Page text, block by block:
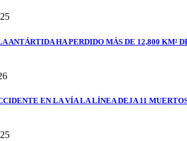
ANTÁRTIDA HA PERDIDO MÁS DE 12,800 KM²
EN LA VÍA LA LÍNEA DEJA 11